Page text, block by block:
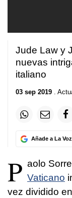
Jude Law y
nuevas
italiano
03 sep 2019 .
Añade a La
P aolo
Vaticano
vez dividido